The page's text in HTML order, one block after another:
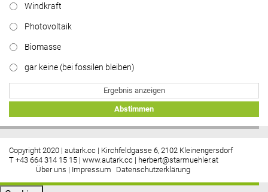
Windkraft
Photovoltaik
Biomasse
gar keine (bei fossilen bleiben)
Ergebnis anzeigen
Abstimmen
Copyright 2020 | autark.cc | Kirchfeldgasse 6, 2102 Kleinengersdorf
T +43 664 314 15 15 | www.autark.cc | herbert@starmuehler.at
Über uns | Impressum Datenschutzerklärung